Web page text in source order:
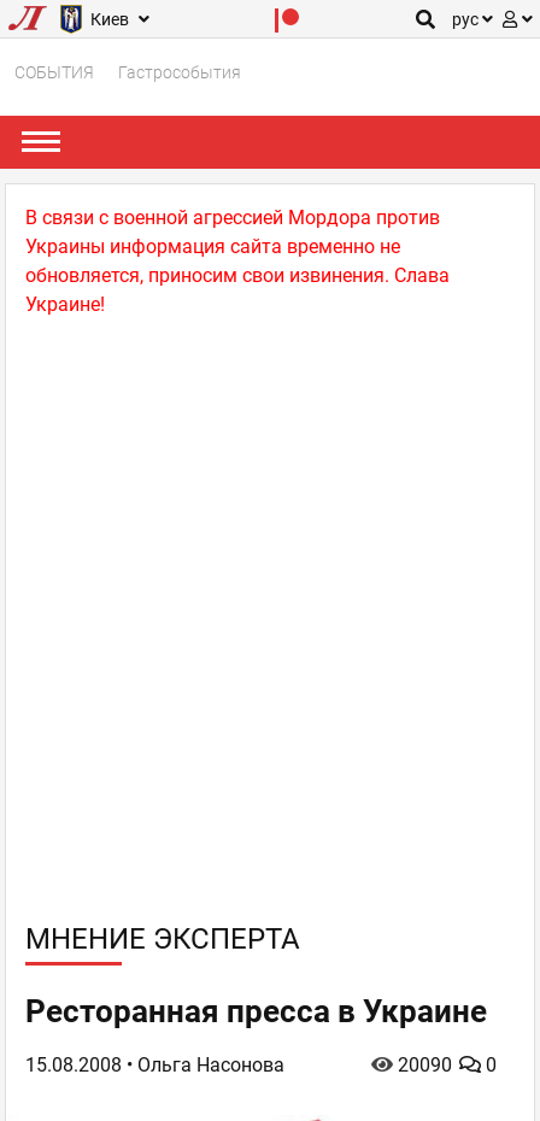
Киев рус
СОБЫТИЯ Гастрособытия
В связи с военной агрессией Мордора против
Украины информация сайта временно не
обновляется, приносим свои извинения. Слава
Украине!
МНЕНИЕ ЭКСПЕРТА
Ресторанная пресса в Украине
15.08.2008 • Ольга Насонова 0
20090